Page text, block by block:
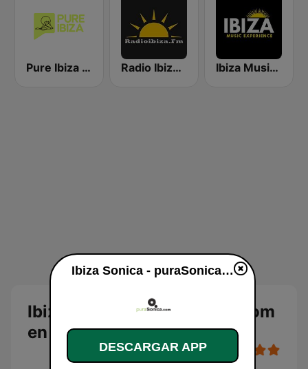
Pure Ibiza Radio Radio Ibiza FM Ibiza Music Experience
Ibiza Sonica - puraSonica.com
en vivo
Ibiza Sonica - puraSonica.com en vivo
DESCARGAR APP